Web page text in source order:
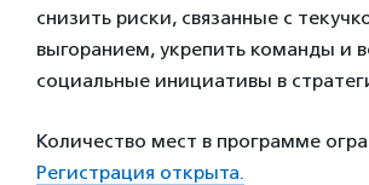
снизить риски, связанные с
выгоранием, укрепить команды и
социальные инициативы в
Количество мест в программе
Регистрация открыта.